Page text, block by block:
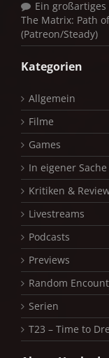
Ein
The Matrix: Path
(Patreon/Steady)
Kategorien
Allgemein
Filme
Games
In eigener Sache
Kritiken &
Livestreams
Podcasts
Previews
Random
Serien
T23 – Time to